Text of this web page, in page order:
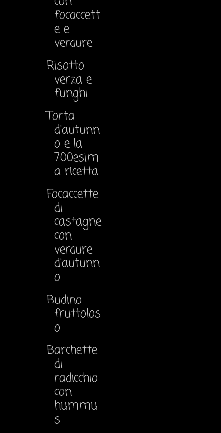
focaccett
e e
verdure
Risotto
verza e
funghi
Torta
d'autunn
o e la
700esim
a ricetta
Focaccette
di
castagne
con
verdure
d'autunn
o
Budino
fruttolos
o
Barchette
di
radicchio
con
hummu
s